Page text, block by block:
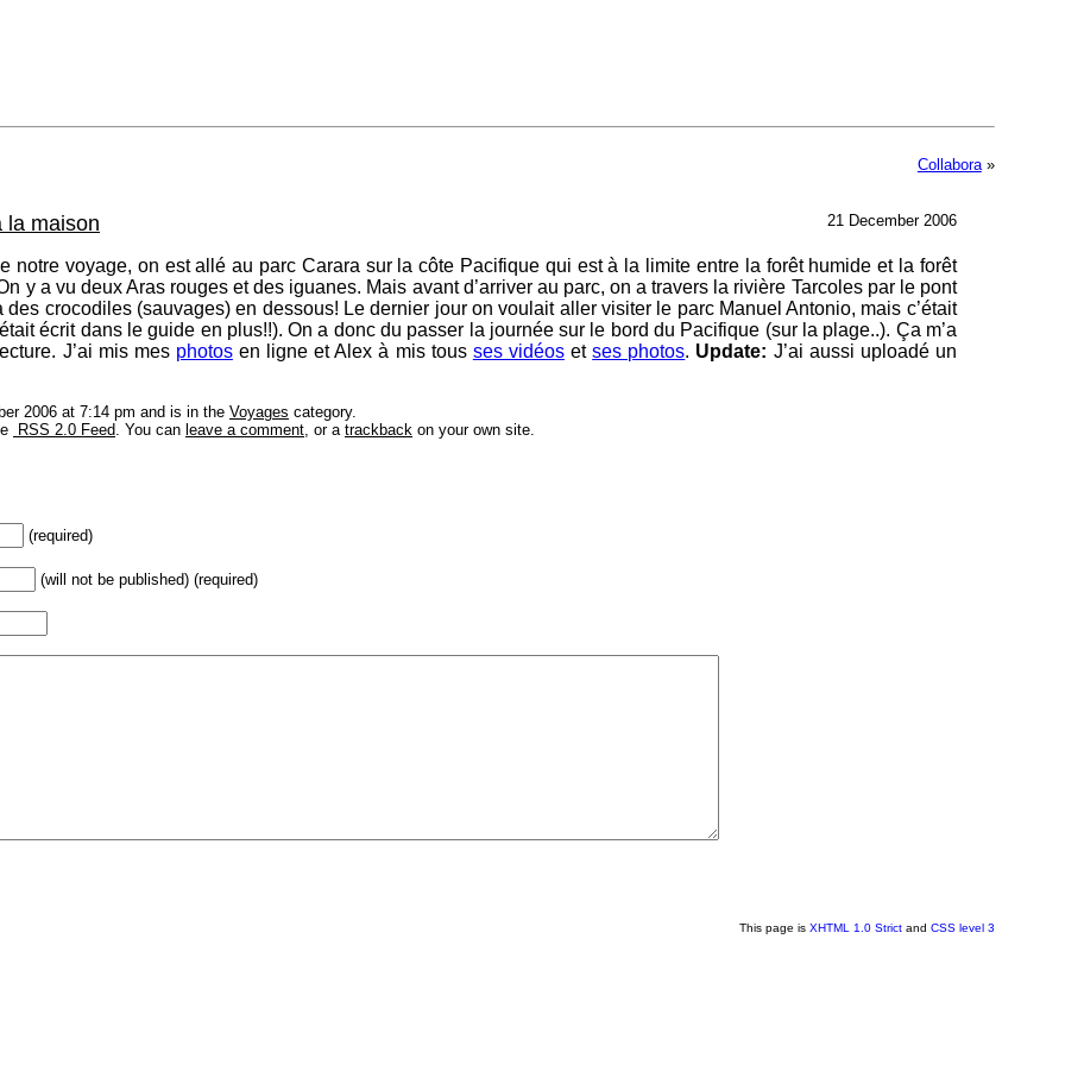
Collabora»
21 December 2006
la maison
notre voyage, on est allé au parc Carara sur la côte Pacifique qui est à la limite entre la forêt humide et la forêt
y a vu deux Aras rouges et des iguanes. Mais avant d’arriver au parc, on a travers la rivière Tarcoles par le pont
des crocodiles (sauvages) en dessous! Le dernier jour on voulait aller visiter le parc Manuel Antonio, mais c’était
écrit dans le guide en plus!!). On a donc du passer la journée sur le bord du Pacifique (sur la plage..). Ça m’a
J’ai mis mes photosen ligne et Alex à mis tous ses vidéosetses photos. Update: J’ai aussi uploadé un
2006 at 7:14 pm and is in the Voyages category.
RSS 2.0 Feed . You can leave a comment , or a trackback on your own site.
(required)
(will not be published) (required)
This page is XHTML 1.0 Strictand CSS level 3